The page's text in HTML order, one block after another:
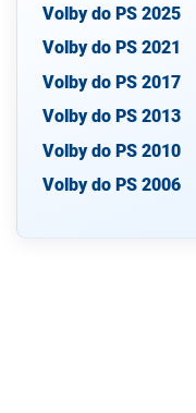
Volby do PS 2025
Volby do PS 2021
Volby do PS 2017
Volby do PS 2013
Volby do PS 2010
Volby do PS 2006